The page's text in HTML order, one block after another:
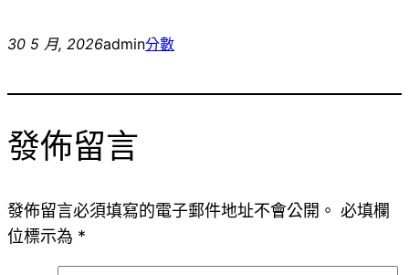
30 5 月, 2026admin分數
發佈留言
發佈留言必須填寫的電子郵件地址不會公開。 必填欄
位標示為 *